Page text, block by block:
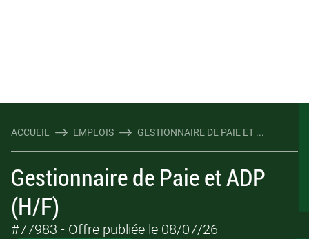
ACCUEIL EMPLOIS GESTIONNAIRE DE PAIE ET ...
Gestionnaire de Paie et ADP
(H/F)
#77983 - Offre publiée le 08/07/26